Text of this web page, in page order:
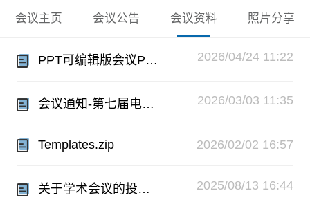
会议主页 会议公告 会议资料 照片分享
PPT可编辑版会议Poster模板.zip 2026/04/24 11:22
会议通知-第七届电气技术与自动控制国际学术会议（ICETAC 2026）-0302.pdf 2026/03/03 11:35
Templates.zip 2026/02/02 16:57
关于学术会议的投稿须知.pdf 2025/08/13 16:44